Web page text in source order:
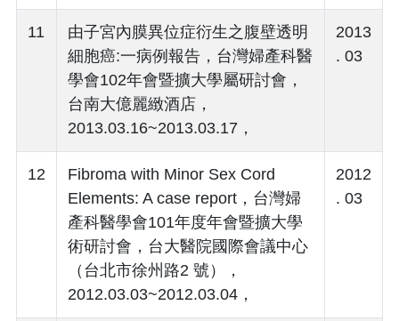
11
由子宮內膜異位症衍生之腹壁透明
細胞癌:一病例報告，台灣婦產科醫
學會102年會暨擴大學屬研討會，
台南大億麗緻酒店，
2013.03.16~2013.03.17，
2013
. 03
12
Fibroma with Minor Sex Cord
Elements: A case report，台灣婦
產科醫學會101年度年會暨擴大學
術研討會，台大醫院國際會議中心
（台北市徐州路2 號），
2012.03.03~2012.03.04，
2012
. 03